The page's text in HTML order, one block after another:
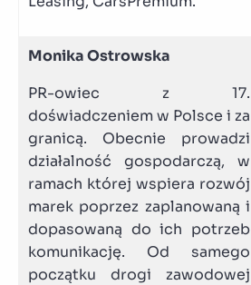
Monika Ostrowska
PR-owiec z 17.
doświadczeniem w Polsce i za
granicą. Obecnie prowadzi
działalność gospodarczą, w
ramach której wspiera rozwój
marek poprzez zaplanowaną i
dopasowaną do ich potrzeb
komunikację. Od samego
początku drogi zawodowej